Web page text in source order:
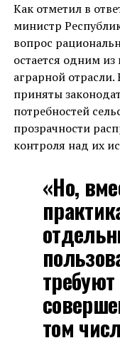
Как отметил в
министр
вопрос
остается одним
аграрной
приняты
потребностей
прозрачности
контроля над их
«Но,
том